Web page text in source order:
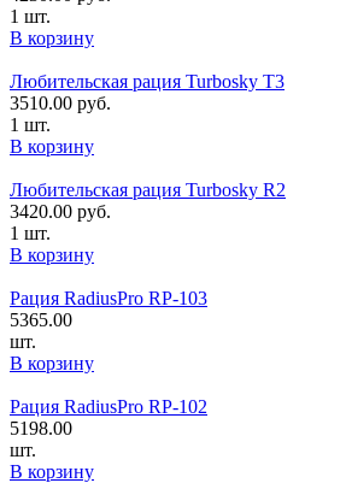
1 шт.
В корзину
Любительская рация Turbosky T3
3510.00 руб.
1 шт.
В корзину
Любительская рация Turbosky R2
3420.00 руб.
1 шт.
В корзину
Рация RadiusPro RP-103
5365.00
шт.
В корзину
Рация RadiusPro RP-102
5198.00
шт.
В корзину